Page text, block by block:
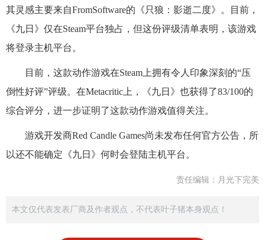
其灵感主要来自FromSoftware的《只狼：影逝二度》。目前，
《九日》仅在Steam平台独占，但这份评级清单表明，该游戏
将登录主机平台。
目前，这款动作游戏在Steam上拥有令人印象深刻的“压
倒性好评”评级。在Metacritic上，《九日》也获得了83/100的
综合评分，进一步证明了这款动作游戏值得关注。
游戏开发商Red Candle Games尚未发布任何官方公告，所
以还不能确定《九日》何时会登陆主机平台。
责任编辑：月光下完美
本文仅代表发表厂商及作者观点，不代表叶子猪本身观点！